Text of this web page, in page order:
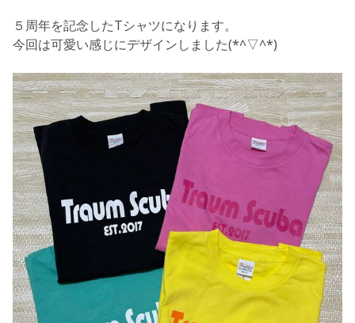
５周年を記念したTシャツになります。
今回は可愛い感じにデザインしました(*^▽^*)